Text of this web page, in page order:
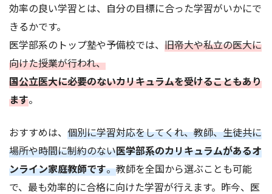
効率の良い学習とは、自分の目標に合った学習がいかにで
きるかです。
医学部系のトップ塾や予備校では、 旧帝大や私立の医大に
向けた授業が行われ、
国公立医大に必要のないカリキュラムを受けることもあり
ます。
おすすめは、 個別に学習対応をしてくれ、教師、生徒共に
場所や時間に制約のない医学部系のカリキュラムがあるオ
ンライン家庭教師です。教師を全国から選ぶことも可能
で、最も効率的に合格に向けた学習が行えます。昨今、医